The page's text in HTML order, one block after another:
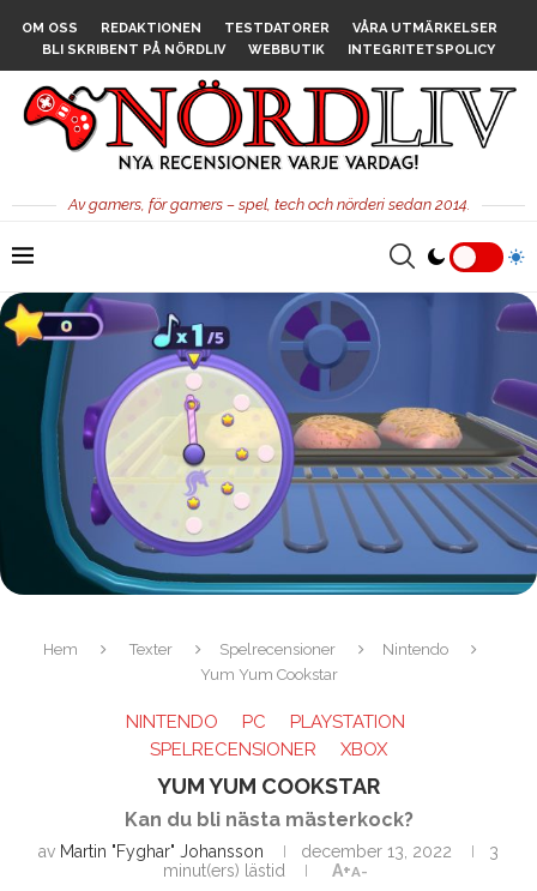
OM OSS REDAKTIONEN TESTDATORER
VÅRA UTMÄRKELSER
BLI SKRIBENT PÅ NÖRDLIV
WEBBUTIK INTEGRITETSPOLICY
Av gamers, för gamers – spel, tech och nörderi sedan 2014.
Hem Texter Spelrecensioner
Nintendo
Yum Yum Cookstar
NINTENDO PC
PLAYSTATION
SPELRECENSIONER
XBOX
YUM YUM COOKSTAR
Kan du bli nästa mästerkock?
av Martin "Fyghar" Johansson december 13, 2022
3
minut(ers) lästid
A+A-